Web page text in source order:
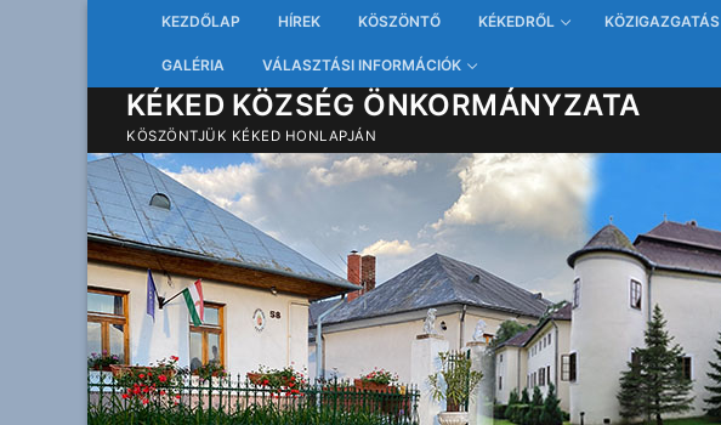
tartalomra
KEZDŐLAP HÍREK KÖSZÖNTŐ KÉKEDRŐL KÖZIGAZGATÁS
GALÉRIA VÁLASZTÁSI INFORMÁCIÓK
KÉKED KÖZSÉG ÖNKORMÁNYZATA
KÖSZÖNTJÜK KÉKED HONLAPJÁN